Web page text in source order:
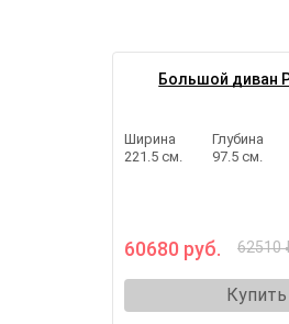
Большой диван
Ширина
221.5 см.
Глубина
97.5 см.
60680 руб. 62510
Купить